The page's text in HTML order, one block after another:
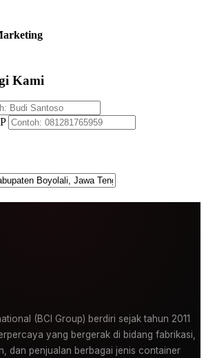
Kami
(BCI Group) berdiri sejak tahun 2011
yang bergerak di bidang fabrikasi,
dan penjualan berbagai jenis container